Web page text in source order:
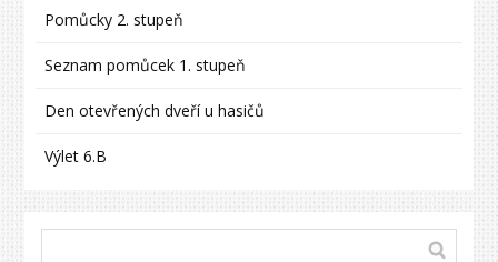
Pomůcky 2. stupeň
Seznam pomůcek 1. stupeň
Den otevřených dveří u hasičů
Výlet 6.B